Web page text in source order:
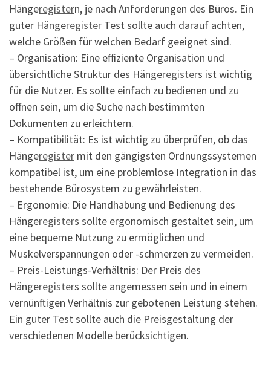
Hängeregistern, je nach Anforderungen des Büros. Ein
guter Hängeregister Test sollte auch darauf achten,
welche Größen für welchen Bedarf geeignet sind.
– Organisation: Eine effiziente Organisation und
übersichtliche Struktur des Hängeregisters ist wichtig
für die Nutzer. Es sollte einfach zu bedienen und zu
öffnen sein, um die Suche nach bestimmten
Dokumenten zu erleichtern.
– Kompatibilität: Es ist wichtig zu überprüfen, ob das
Hängeregister mit den gängigsten Ordnungssystemen
kompatibel ist, um eine problemlose Integration in das
bestehende Bürosystem zu gewährleisten.
– Ergonomie: Die Handhabung und Bedienung des
Hängeregisters sollte ergonomisch gestaltet sein, um
eine bequeme Nutzung zu ermöglichen und
Muskelverspannungen oder -schmerzen zu vermeiden.
– Preis-Leistungs-Verhältnis: Der Preis des
Hängeregisters sollte angemessen sein und in einem
vernünftigen Verhältnis zur gebotenen Leistung stehen.
Ein guter Test sollte auch die Preisgestaltung der
verschiedenen Modelle berücksichtigen.